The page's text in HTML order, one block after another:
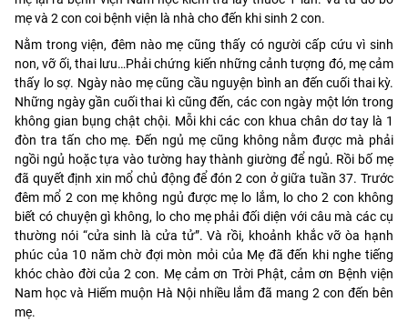
mẹ và 2 con coi bệnh viện là nhà cho đến khi sinh 2 con.
Nằm trong viện, đêm nào mẹ cũng thấy có người cấp cứu vì sinh
non, vỡ ối, thai lưu…Phải chứng kiến những cảnh tượng đó, mẹ cảm
thấy lo sợ. Ngày nào mẹ cũng cầu nguyện bình an đến cuối thai kỳ.
Những ngày gần cuối thai kì cũng đến, các con ngày một lớn trong
không gian bụng chật chội. Mỗi khi các con khua chân dơ tay là 1
đòn tra tấn cho mẹ. Đến ngủ mẹ cũng không nằm được mà phải
ngồi ngủ hoặc tựa vào tường hay thành giường để ngủ. Rồi bố mẹ
đã quyết định xin mổ chủ động để đón 2 con ở giữa tuần 37. Trước
đêm mổ 2 con mẹ không ngủ được mẹ lo lắm, lo cho 2 con không
biết có chuyện gì không, lo cho mẹ phải đối diện với câu mà các cụ
thường nói “cửa sinh là cửa tử”. Và rồi, khoảnh khắc vỡ òa hạnh
phúc của 10 năm chờ đợi mòn mỏi của Mẹ đã đến khi nghe tiếng
khóc chào đời của 2 con. Mẹ cảm ơn Trời Phật, cảm ơn Bệnh viện
Nam học và Hiếm muộn Hà Nội nhiều lắm đã mang 2 con đến bên
mẹ.